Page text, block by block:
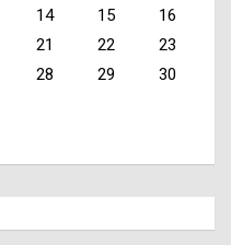
14 15
16
21 22
23
28 29
30